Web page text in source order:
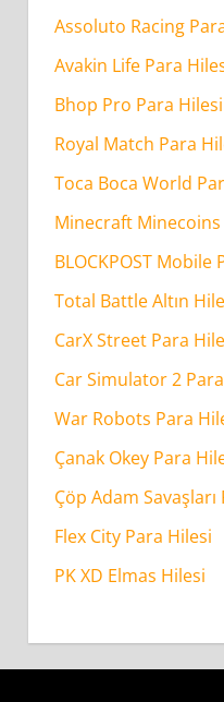
Assoluto Racing
Avakin Life Para
Bhop Pro Para Hilesi
Royal Match Para
Toca Boca World
Minecraft Minecoins
BLOCKPOST Mobile
Total Battle Altın
CarX Street Para
Car Simulator 2
War Robots Para
Çanak Okey Para
Çöp Adam
Flex City Para Hilesi
PK XD Elmas Hilesi